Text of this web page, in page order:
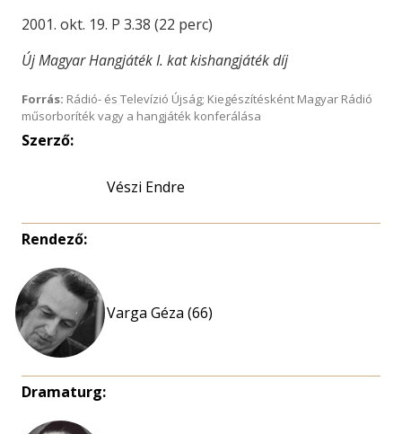
2001. okt. 19. P 3.38 (22 perc)
Új Magyar Hangjáték I. kat kishangjáték díj
Forrás: Rádió- és Televízió Újság; Kiegészítésként Magyar Rádió
műsorboríték vagy a hangjáték konferálása
Szerző:
Vészi Endre
Rendező:
Varga Géza (66)
Dramaturg: